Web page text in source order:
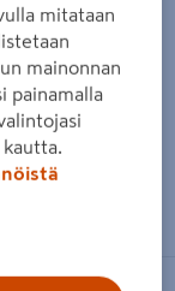
mitataan
mainonnan
painamalla